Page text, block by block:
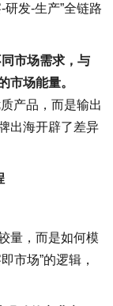
发-生产”全链路
市场需求，与
市场能量。
产品，而是输出
出海开辟了差异
量，而是如何模
市场”的逻辑，